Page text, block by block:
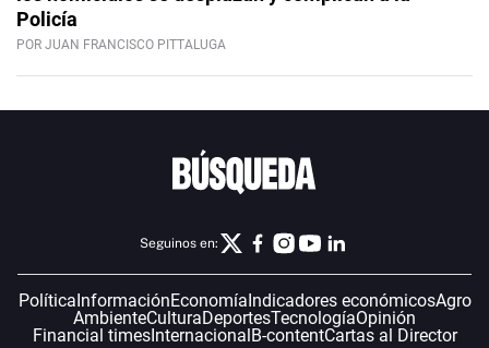
Policía
POR JUAN FRANCISCO PITTALUGA
Seguinos en:
PolíticaInformaciónEconomíaIndicadores económicosAgro
AmbienteCulturaDeportesTecnologíaOpinión
Financial timesInternacionalB-contentCartas al Director